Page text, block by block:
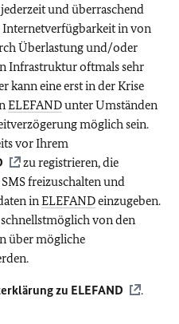
und überraschend
in von
Überlastung und/oder
Infrastruktur oftmals sehr
kann eine erst in der Krise
ELEFANDunter Umständen
möglich sein.
vor Ihrem
zu registrieren, die
freizuschalten und
inELEFANDeinzugeben.
schnellstmöglich von den
über mögliche
zu ELEFAND .